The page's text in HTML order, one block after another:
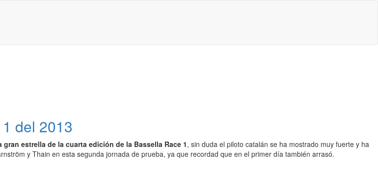
del 2013
estrella de la cuarta edición de la Bassella Race 1, sin duda el piloto catalán se ha mostrado muy fuerte y ha
y Thain en esta segunda jornada de prueba, ya que recordad que en el primer día también arrasó.